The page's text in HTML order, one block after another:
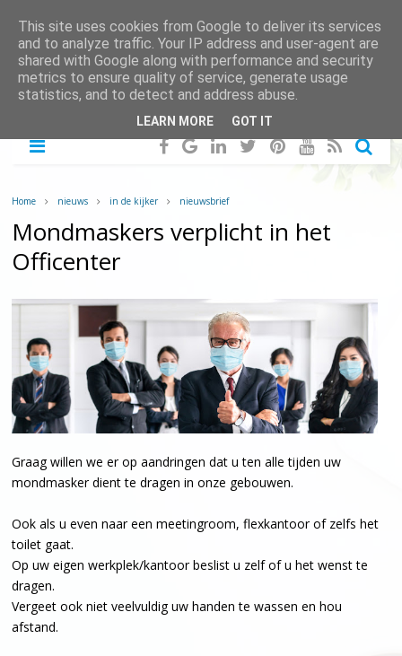
Home nieuws in de kijker nieuwsbrief
Mondmaskers verplicht in het
Officenter
Graag willen we er op aandringen dat u ten alle tijden uw
mondmasker dient te dragen in onze gebouwen.
Ook als u even naar een meetingroom, flexkantoor of zelfs het
toilet gaat.
Op uw eigen werkplek/kantoor beslist u zelf of u het wenst te
dragen.
Vergeet ook niet veelvuldig uw handen te wassen en hou
afstand.
This site uses cookies from Google to deliver its services
and to analyze traffic. Your IP address and user-agent are
shared with Google along with performance and security
metrics to ensure quality of service, generate usage
statistics, and to detect and address abuse.
LEARN MORE GOT IT